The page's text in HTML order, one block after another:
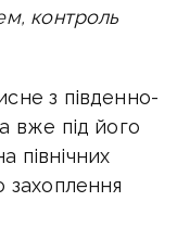
контроль
з південно-
вже під його
північних
захоплення